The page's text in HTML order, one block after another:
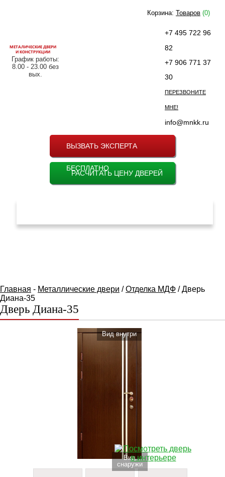
МЕТАЛИЧЕСКИЕ ДВЕРИ
И КОНСТРУКЦИИ
График работы:
8.00 - 23.00 без
вых.
+7 495 722 96
82
+7 906 771 37
30
ПЕРЕЗВОНИТЕ
МНЕ!
info@mnkk.ru
ВЫЗВАТЬ ЭКСПЕРТА
БЕСПЛАТНО
РАСЧИТАТЬ ЦЕНУ ДВЕРЕЙ
Корзина: Товаров (0)
Главная - Металлические двери /Отделка МДФ / Дверь
Диана-35
Дверь Диана-35
Вид внутри
Вид
cнаружи